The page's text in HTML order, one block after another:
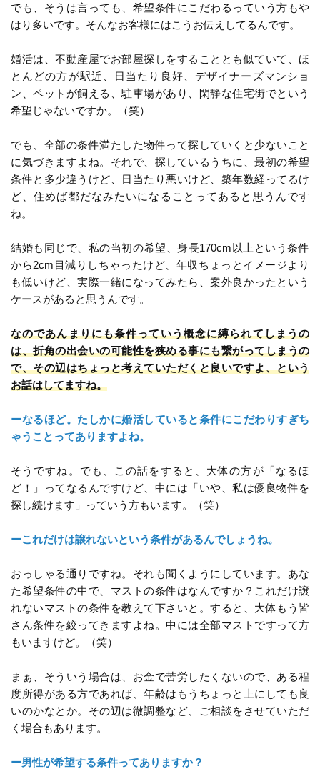
でも、そうは言っても、希望条件にこだわるっていう方もや
はり多いです。そんなお客様にはこうお伝えしてるんです。
婚活は、不動産屋でお部屋探しをすることとも似ていて、ほ
とんどの方が駅近、日当たり良好、デザイナーズマンショ
ン、ペットが飼える、駐車場があり、閑静な住宅街でという
希望じゃないですか。（笑）
でも、全部の条件満たした物件って探していくと少ないこと
に気づきますよね。それで、探しているうちに、最初の希望
条件と多少違うけど、日当たり悪いけど、築年数経ってるけ
ど、住めば都だなみたいになることってあると思うんです
ね。
結婚も同じで、私の当初の希望、身長170cm以上という条件
から2cm目減りしちゃったけど、年収ちょっとイメージより
も低いけど、実際一緒になってみたら、案外良かったという
ケースがあると思うんです。
なのであんまりにも条件っていう概念に縛られてしまうの
は、折角の出会いの可能性を狭める事にも繋がってしまうの
で、その辺はちょっと考えていただくと良いですよ、という
お話はしてますね。
ーなるほど。たしかに婚活していると条件にこだわりすぎち
ゃうことってありますよね。
そうですね。でも、この話をすると、大体の方が「なるほ
ど！」ってなるんですけど、中には「いや、私は優良物件を
探し続けます」っていう方もいます。（笑）
ーこれだけは譲れないという条件があるんでしょうね。
おっしゃる通りですね。それも聞くようにしています。あな
た希望条件の中で、マストの条件はなんですか？これだけ譲
れないマストの条件を教えて下さいと。すると、大体もう皆
さん条件を絞ってきますよね。中には全部マストですって方
もいますけど。（笑）
まぁ、そういう場合は、お金で苦労したくないので、ある程
度所得がある方であれば、年齢はもうちょっと上にしても良
いのかなとか。その辺は微調整など、ご相談をさせていただ
く場合もあります。
ー男性が希望する条件ってありますか？